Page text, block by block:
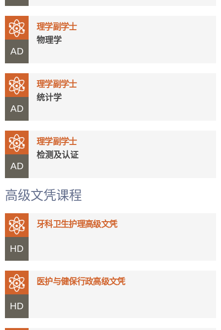
AD
理学副学士
物理学
AD
理学副学士
统计学
AD
理学副学士
检测及认证
高级文凭课程
HD
牙科卫生护理高级文凭
HD
医护与健保行政高级文凭